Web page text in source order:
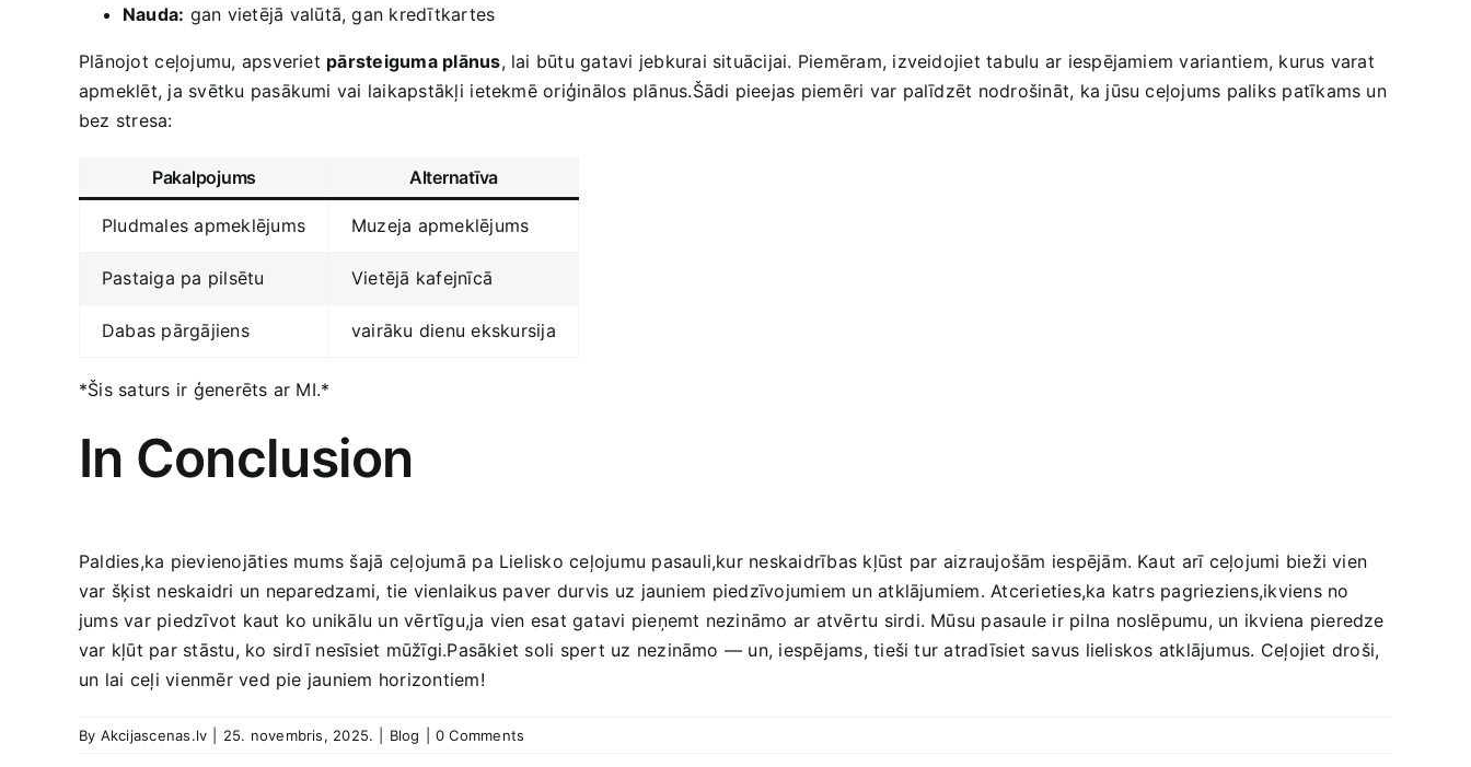
Nauda: gan vietējā valūtā, gan ‍kredītkartes
Plānojot⁤ ceļojumu, ‍apsveriet pārsteiguma plānus, lai būtu gatavi jebkurai situācijai. Piemēram, izveidojiet tabulu ar iespējamiem variantiem, kurus‍ varat⁢
apmeklēt, ja ‍svētku pasākumi vai ‌laikapstākļi⁣ ietekmē oriģinālos plānus.Šādi‌ pieejas piemēri var palīdzēt nodrošināt, ka jūsu ceļojums ​paliks patīkams un
‍bez stresa:
Pakalpojums Alternatīva
Pludmales apmeklējums Muzeja apmeklējums
Pastaiga pa pilsētu Vietējā kafejnīcā
Dabas pārgājiens vairāku dienu ​ekskursija
*Šis saturs ir‍ ģenerēts ar MI.*
In Conclusion
Paldies,ka pievienojāties mums šajā⁤ ceļojumā⁢ pa Lielisko ceļojumu‍ pasauli,kur neskaidrības kļūst par ⁣aizraujošām iespējām. ​Kaut ⁤arī ceļojumi bieži vien
var šķist ‌neskaidri un neparedzami, ‌tie vienlaikus paver ⁣durvis uz ⁣jauniem⁢ piedzīvojumiem un atklājumiem. Atcerieties,ka‍ katrs pagrieziens,ikviens ⁣no
jums var ​piedzīvot kaut ko unikālu un vērtīgu,ja vien esat gatavi pieņemt nezināmo ar atvērtu sirdi. Mūsu pasaule ir pilna noslēpumu, un ikviena pieredze‌
var kļūt par stāstu, ko sirdī⁤ nesīsiet mūžīgi.Pasākiet soli spert uz nezināmo — un, iespējams, tieši tur atradīsiet savus lieliskos atklājumus. Ceļojiet droši,⁤
un ⁤lai ceļi vienmēr​ ved ‌pie jauniem horizontiem!
By Akcijascenas.lv 25. novembris, 2025. Blog 0 Comments